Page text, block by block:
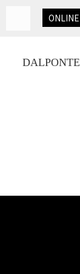
ONLINE
DALPONTE